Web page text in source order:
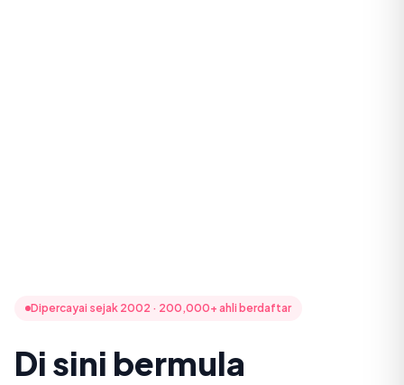
Dipercayai sejak 2002 · 200,000+ ahli berdaftar
Di sini bermula